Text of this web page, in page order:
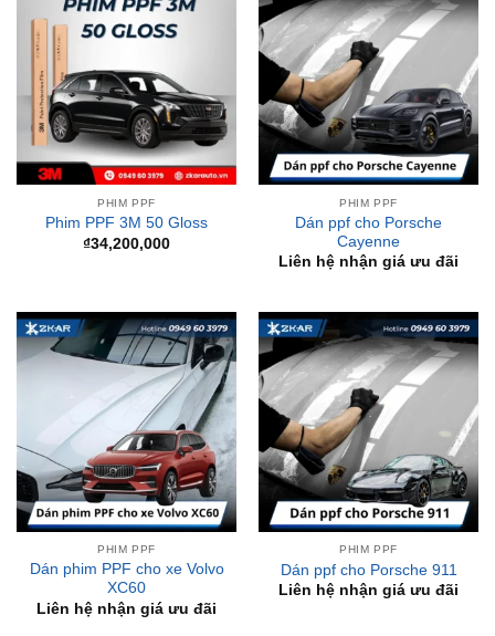
PHIM PPF
Phim PPF 3M 50 Gloss
₫34,200,000
PHIM PPF
Dán ppf cho Porsche
Cayenne
Liên hệ nhận giá ưu đãi
PHIM PPF
Dán phim PPF cho xe Volvo
XC60
Liên hệ nhận giá ưu đãi
PHIM PPF
Dán ppf cho Porsche 911
Liên hệ nhận giá ưu đãi